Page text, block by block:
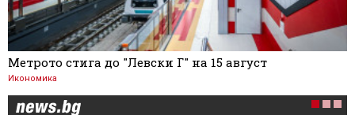
Метрото стига до "Левски Г" на 15 август
Икономика